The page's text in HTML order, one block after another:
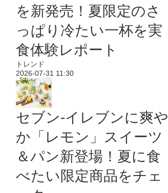
を新発売！夏限定のさ
っぱり冷たい一杯を実
食体験レポート
トレンド
2026-07-31 11:30
セブン‐イレブンに爽や
か「レモン」スイーツ
＆パン新登場！夏に食
べたい限定商品をチェ